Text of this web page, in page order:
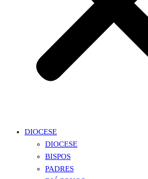
DIOCESE
DIOCESE
BISPOS
PADRES